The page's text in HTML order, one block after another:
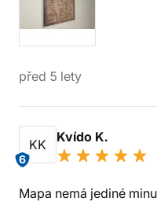
před 5 lety
KK
6
Kvído K.
Mapa nemá jediné